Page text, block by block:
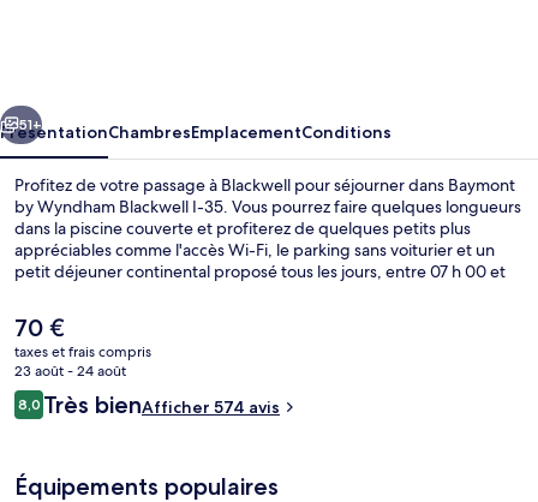
I-
35
Suivant
51+
PrésentationChambresEmplacementConditions
Profitez de votre passage à Blackwell pour séjourner dans Baymont
by Wyndham Blackwell I-35. Vous pourrez faire quelques longueurs
dans la piscine couverte et profiterez de quelques petits plus
appréciables comme l'accès Wi-Fi, le parking sans voiturier et un
petit déjeuner continental proposé tous les jours, entre 07 h 00 et
Le
prix
actuel
est
de
70 €
taxes et frais compris
23 août - 24 août
Avis
voyageurs
8,08,0 sur 10
Très bienAfficher 574 avis
Équipements populaires